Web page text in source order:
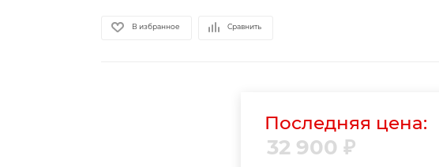
В избранное Сравнить
Последняя цена:
32 900 ₽